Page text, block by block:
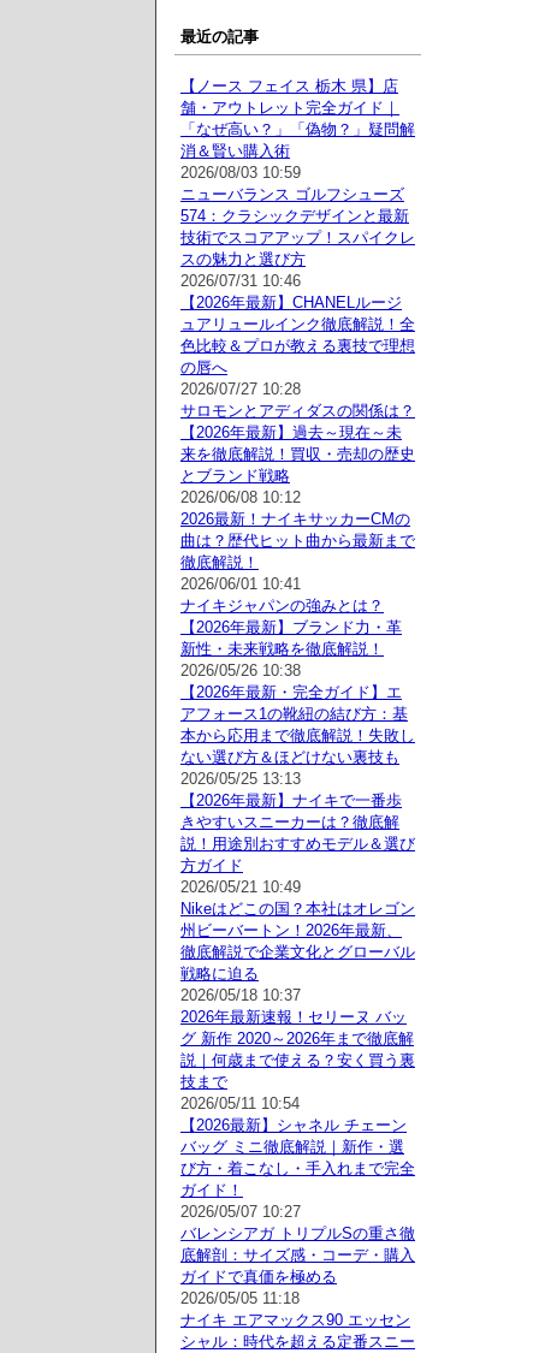
最近の記事
【ノース フェイス 栃木 県】店
舗・アウトレット完全ガイド｜
「なぜ高い？」「偽物？」疑問解
消＆賢い購入術
2026/08/03 10:59
ニューバランス ゴルフシューズ
574：クラシックデザインと最新
技術でスコアアップ！スパイクレ
スの魅力と選び方
2026/07/31 10:46
【2026年最新】CHANELルージ
ュアリュールインク徹底解説！全
色比較＆プロが教える裏技で理想
の唇へ
2026/07/27 10:28
サロモンとアディダスの関係は？
【2026年最新】過去～現在～未
来を徹底解説！買収・売却の歴史
とブランド戦略
2026/06/08 10:12
2026最新！ナイキサッカーCMの
曲は？歴代ヒット曲から最新まで
徹底解説！
2026/06/01 10:41
ナイキジャパンの強みとは？
【2026年最新】ブランド力・革
新性・未来戦略を徹底解説！
2026/05/26 10:38
【2026年最新・完全ガイド】エ
アフォース1の靴紐の結び方：基
本から応用まで徹底解説！失敗し
ない選び方＆ほどけない裏技も
2026/05/25 13:13
【2026年最新】ナイキで一番歩
きやすいスニーカーは？徹底解
説！用途別おすすめモデル＆選び
方ガイド
2026/05/21 10:49
Nikeはどこの国？本社はオレゴン
州ビーバートン！2026年最新、
徹底解説で企業文化とグローバル
戦略に迫る
2026/05/18 10:37
2026年最新速報！セリーヌ バッ
グ 新作 2020～2026年まで徹底解
説｜何歳まで使える？安く買う裏
技まで
2026/05/11 10:54
【2026最新】シャネル チェーン
バッグ ミニ徹底解説｜新作・選
び方・着こなし・手入れまで完全
ガイド！
2026/05/07 10:27
バレンシアガ トリプルSの重さ徹
底解剖：サイズ感・コーデ・購入
ガイドで真価を極める
2026/05/05 11:18
ナイキ エアマックス90 エッセン
シャル：時代を超える定番スニー